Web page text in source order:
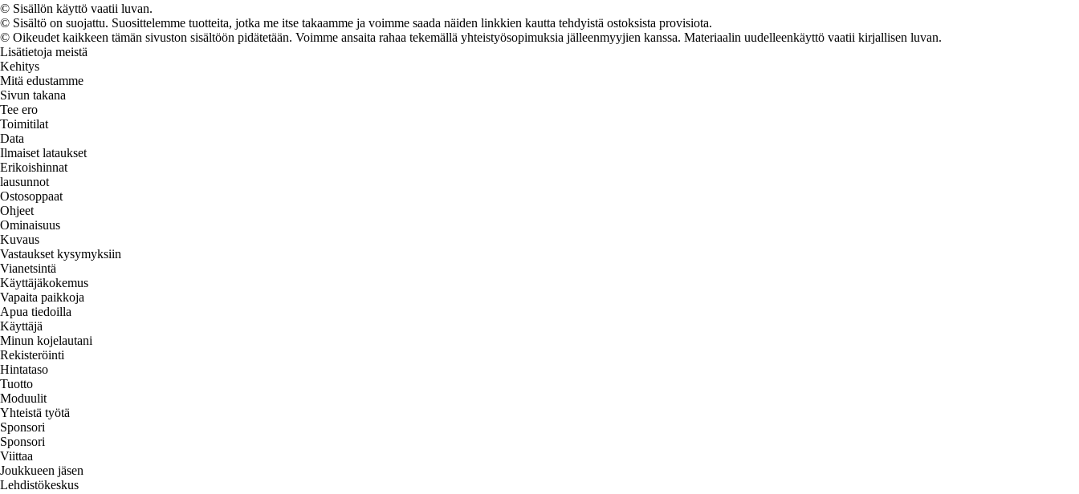
© Sisällön käyttö vaatii luvan.
© Sisältö on suojattu. Suosittelemme tuotteita, jotka me itse takaamme ja voimme saada näiden linkkien kautta tehdyistä ostoksista provisiota.
© Oikeudet kaikkeen tämän sivuston sisältöön pidätetään. Voimme ansaita rahaa tekemällä yhteistyösopimuksia jälleenmyyjien kanssa. Materiaalin uudelleenkäyttö vaatii kirjallisen luvan.
Lisätietoja meistä
Kehitys
Mitä edustamme
Sivun takana
Tee ero
Toimitilat
Data
Ilmaiset lataukset
Erikoishinnat
lausunnot
Ostosoppaat
Ohjeet
Ominaisuus
Kuvaus
Vastaukset kysymyksiin
Vianetsintä
Käyttäjäkokemus
Vapaita paikkoja
Apua tiedoilla
Käyttäjä
Minun kojelautani
Rekisteröinti
Hintataso
Tuotto
Moduulit
Yhteistä työtä
Sponsori
Sponsori
Viittaa
Joukkueen jäsen
Lehdistökeskus